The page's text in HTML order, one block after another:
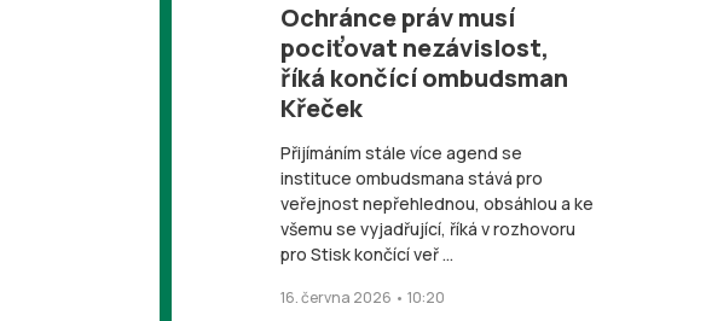
Ochránce práv musí
pociťovat nezávislost,
říká končící ombudsman
Křeček
Přijímáním stále více agend se
instituce ombudsmana stává pro
veřejnost nepřehlednou, obsáhlou a ke
všemu se vyjadřující, říká v rozhovoru
pro Stisk končící veř ...
16. června 2026 • 10:20